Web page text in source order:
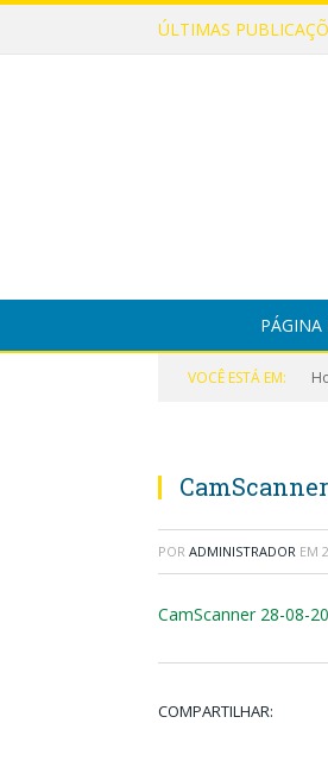
ÚLTIMAS
PÁGINA
VOCÊ ESTÁ EM:
POR ADMINISTRADOR EM
CamScanner 28-08-
COMPARTILHAR: